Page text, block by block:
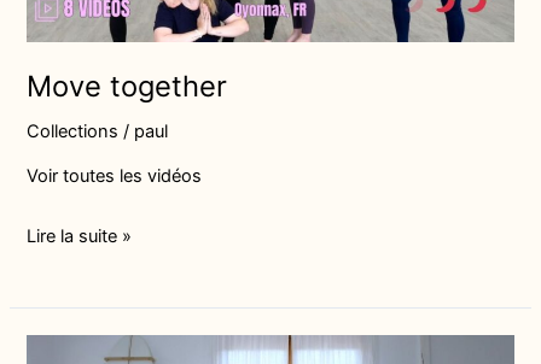
Move together
Collections / paul
Voir toutes les vidéos
Lire la suite »